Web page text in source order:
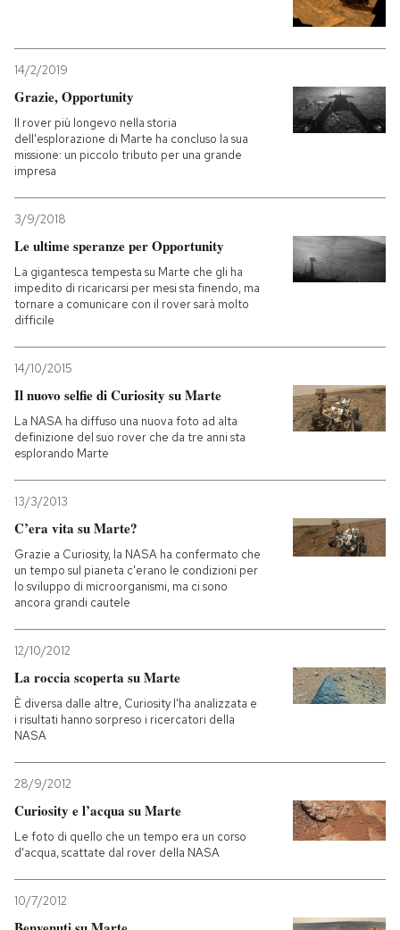
14/2/2019
Grazie, Opportunity
Il rover più longevo nella storia
dell'esplorazione di Marte ha concluso la sua
missione: un piccolo tributo per una grande
impresa
3/9/2018
Le ultime speranze per Opportunity
La gigantesca tempesta su Marte che gli ha
impedito di ricaricarsi per mesi sta finendo, ma
tornare a comunicare con il rover sarà molto
difficile
14/10/2015
Il nuovo selfie di Curiosity su Marte
La NASA ha diffuso una nuova foto ad alta
definizione del suo rover che da tre anni sta
esplorando Marte
13/3/2013
C’era vita su Marte?
Grazie a Curiosity, la NASA ha confermato che
un tempo sul pianeta c'erano le condizioni per
lo sviluppo di microorganismi, ma ci sono
ancora grandi cautele
12/10/2012
La roccia scoperta su Marte
È diversa dalle altre, Curiosity l'ha analizzata e
i risultati hanno sorpreso i ricercatori della
NASA
28/9/2012
Curiosity e l’acqua su Marte
Le foto di quello che un tempo era un corso
d'acqua, scattate dal rover della NASA
10/7/2012